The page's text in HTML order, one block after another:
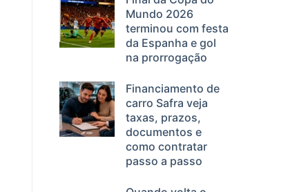
Mundo 2026
terminou com festa
da Espanha e gol
na prorrogação
Financiamento de
carro Safra veja
taxas, prazos,
documentos e
como contratar
passo a passo